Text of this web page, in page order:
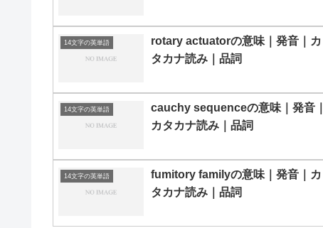
14文字の英単語
rotary actuatorの意味｜発音｜カ
タカナ読み｜品詞
14文字の英単語
cauchy sequenceの意味｜発音｜
カタカナ読み｜品詞
14文字の英単語
fumitory familyの意味｜発音｜カ
タカナ読み｜品詞